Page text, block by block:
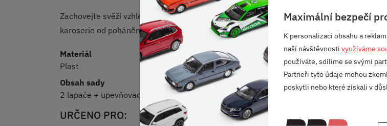
Zachovejte svěží vzhled svého vozu a zabraňte poškození a znečištění
karoserie od poháněných předních kol.
Materiál
Plast
Obsah sady
2 lapače + upevňovací materiál
URČENO PRO:
Maximální bezpečí
K personalizaci obsahu a
naší návštěvnosti využíváme
používáte, sdílíme se svými
Partneři tyto údaje mohou
poskytli nebo které získali v